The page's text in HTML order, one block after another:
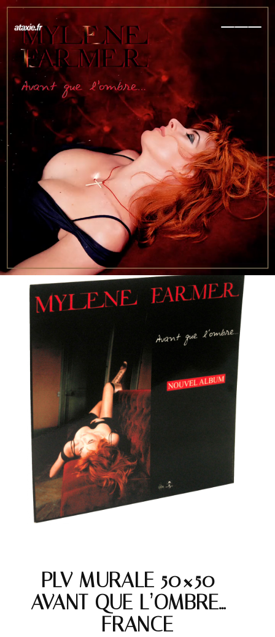
← Retour
Ajouter à ma collection Ajouter à ma wishlist
Comparer cet objet Voir ma collection
PLV MURALE 50×50 –
AVANT QUE L’OMBRE… –
FRANCE